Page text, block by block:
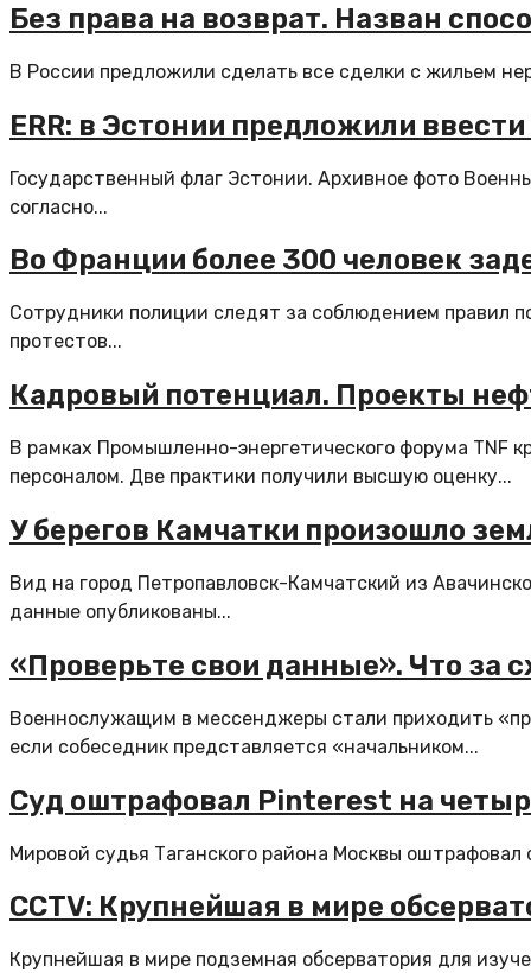
Без права на возврат. Назван
В России предложили сделать все сделки с жильем
ERR: в Эстонии предложили
Государственный флаг Эстонии. Архивное фото
согласно...
Во Франции более 300 человек
Сотрудники полиции следят за соблюдением правил
протестов...
Кадровый потенциал. Проекты
В рамках Промышленно-энергетического форума TNF
персоналом. Две практики получили высшую оценку...
У берегов Камчатки произошло
Вид на город Петропавловск-Камчатский из
данные опубликованы...
«Проверьте свои данные». Что за
Военнослужащим в мессенджеры стали приходить
если собеседник представляется «начальником...
Суд оштрафовал Pinterest на
Мировой судья Таганского района Москвы
CCTV: Крупнейшая в мире
Крупнейшая в мире подземная обсерватория для